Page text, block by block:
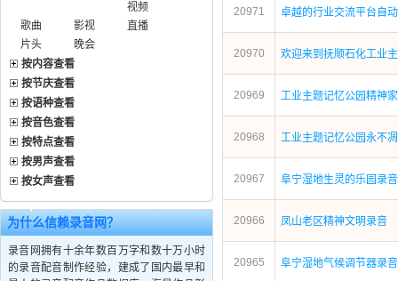
视频
歌曲
影视
直播
片头
晚会
按内容查看
按节庆查看
按语种查看
按音色查看
按特点查看
按男声查看
按女声查看
为什么信赖录音网？
录音网拥有十余年数百万字和数十万小时
的录音配音制作经验，建成了国内最早和
20971 卓越的行业交流平台自
20970 欢迎来到抚顺石化工业
20969 工业主题记忆公园精神
20968 工业主题记忆公园永不
20967 阜宁湿地生灵的乐园录音
20966 凤山老区精神文明录音
20965 阜宁湿地气候调节器录音